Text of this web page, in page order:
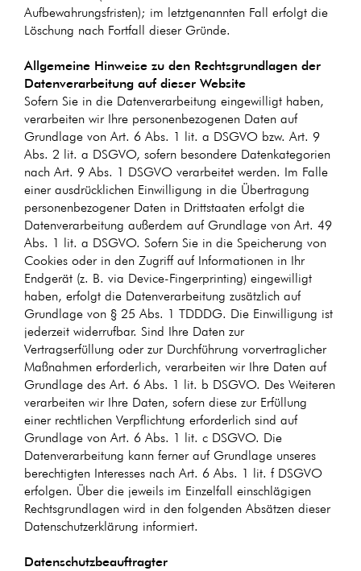
Aufbewahrungsfristen); im letztgenannten Fall erfolgt die
Löschung nach Fortfall dieser Gründe.
Allgemeine Hinweise zu den Rechtsgrundlagen der
Datenverarbeitung auf dieser Website
Sofern Sie in die Datenverarbeitung eingewilligt haben,
verarbeiten wir Ihre personenbezogenen Daten auf
Grundlage von Art. 6 Abs. 1 lit. a DSGVO bzw. Art. 9
Abs. 2 lit. a DSGVO, sofern besondere Datenkategorien
nach Art. 9 Abs. 1 DSGVO verarbeitet werden. Im Falle
einer ausdrücklichen Einwilligung in die Übertragung
personenbezogener Daten in Drittstaaten erfolgt die
Datenverarbeitung außerdem auf Grundlage von Art. 49
Abs. 1 lit. a DSGVO. Sofern Sie in die Speicherung von
Cookies oder in den Zugriff auf Informationen in Ihr
Endgerät (z. B. via Device-Fingerprinting) eingewilligt
haben, erfolgt die Datenverarbeitung zusätzlich auf
Grundlage von § 25 Abs. 1 TDDDG. Die Einwilligung ist
jederzeit widerrufbar. Sind Ihre Daten zur
Vertragserfüllung oder zur Durchführung vorvertraglicher
Maßnahmen erforderlich, verarbeiten wir Ihre Daten auf
Grundlage des Art. 6 Abs. 1 lit. b DSGVO. Des Weiteren
verarbeiten wir Ihre Daten, sofern diese zur Erfüllung
einer rechtlichen Verpflichtung erforderlich sind auf
Grundlage von Art. 6 Abs. 1 lit. c DSGVO. Die
Datenverarbeitung kann ferner auf Grundlage unseres
berechtigten Interesses nach Art. 6 Abs. 1 lit. f DSGVO
erfolgen. Über die jeweils im Einzelfall einschlägigen
Rechtsgrundlagen wird in den folgenden Absätzen dieser
Datenschutzerklärung informiert.
Datenschutz­beauftragter